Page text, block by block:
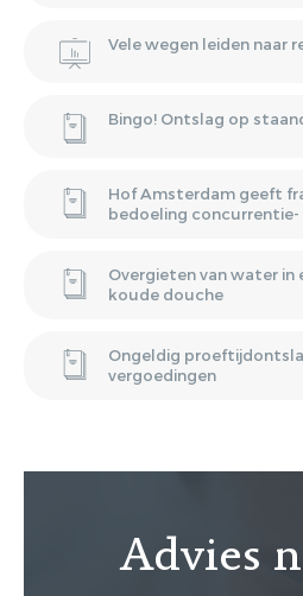
Vele wegen leiden naar
Bingo! Ontslag op
Hof Amsterdam geeft
bedoeling
Overgieten van water in
koude douche
Ongeldig
vergoedingen
Advies